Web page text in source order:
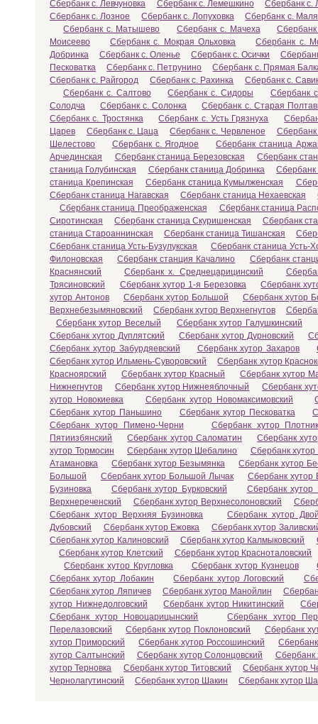
Сбербанк с. Левчуновка
Сбербанк с. Лемешкино
Сбербанк с.
Сбербанк с. Лозное
Сбербанк с. Лопуховка
Сбербанк с.
Сбербанк с. Матышево
Сбербанк с. Мачеха
Моисеево
Сбербанк с. Мокрая Ольховка
Сбербанк с.
Добринка
Сбербанк с. Оленье Сбербанк с. Осички
Песковатка
Сбербанк с. Петрунино
Сбербанк с. Прямая
Сбербанк с. Райгород
Сбербанк с. Рахинка
Сбербанк с.
Сбербанк с. Салтово
Сбербанк с. Сидоры
Сбербанк
Солодча
Сбербанк с. Солонка
Сбербанк с. Старая
Сбербанк с. Тростянка
Сбербанк с. Усть Грязнуха
Царев
Сбербанк с. Цаца Сбербанк с. Червленое
Сбербанк
Шелестово
Сбербанк с. Ягодное
Сбербанк станица
Арчединская
Сбербанк станица Березовская
Сбербанк
станица Голубинская
Сбербанк станица Добринка
Сбербанк
станица Крепинская
Сбербанк станица Кумылженская
Сбербанк станица Нагавская
Сбербанк станица Нехаевская
Сбербанк станица Преображенская
Сбербанк станица
Сиротинская
Сбербанк станица Скуришенская
Сбербанк
станица Староаннинская
Сбербанк станица Тишанская
Сбербанк станица Усть-Бузулукская
Сбербанк станица Усть-
Филоновская
Сбербанк станция Качалино
Сбербанк
Краснянский
Сбербанк х. Среднецарицинский
Трясиновский
Сбербанк хутор 1-я Березовка
Сбербанк
хутор Антонов
Сбербанк хутор Большой
Сбербанк хутор
Верхнебезымяновский
Сбербанк хутор Верхнегнутов
Сбербанк хутор Веселый
Сбербанк хутор Галушкинский
Сбербанк хутор Дуплятский
Сбербанк хутор Дурновский
Сбербанк хутор Забурдяевский
Сбербанк хутор Захаров
Сбербанк хутор Ильмень-Суворовский
Сбербанк хутор
Красноярский
Сбербанк хутор Красный
Сбербанк хутор
Нижнегнутов
Сбербанк хутор Нижнеяблочный
Сбербанк
хутор Новокиевка
Сбербанк хутор Новомаксимовский
Сбербанк хутор Паньшино
Сбербанк хутор Песковатка
Сбербанк хутор Пимено-Черни
Сбербанк хутор
Пятиизбянский
Сбербанк хутор Саломатин
Сбербанк
хутор Тормосин
Сбербанк хутор Шебалино
Сбербанк хутор
Атамановка
Сбербанк хутор Безымянка
Сбербанк хутор
Большой
Сбербанк хутор Большой Лычак
Сбербанк хутор
Бузиновка
Сбербанк хутор Бурковский
Сбербанк хутор
Верхнереченский
Сбербанк хутор Верхнесолоновский
Сбербанк хутор Верхняя Бузиновка
Сбербанк хутор
Дубовский
Сбербанк хутор Ежовка
Сбербанк хутор
Сбербанк хутор Калиновский
Сбербанк хутор Калмыковский
Сбербанк хутор Клетский
Сбербанк хутор Красноталовский
Сбербанк хутор Кругловка
Сбербанк хутор Кузнецов
Сбербанк хутор Лобакин
Сбербанк хутор Логовский
Сбербанк хутор Ляпичев
Сбербанк хутор Манойлин
хутор Нижнедолговский
Сбербанк хутор Никитинский
Сбербанк хутор Новоцарицынский
Сбербанк хутор
Перелазовский
Сбербанк хутор Поклоновский
Сбербанк
хутор Приморский
Сбербанк хутор Россошинский
хутор Салтынский
Сбербанк хутор Солонцовский
Сбербанк
хутор Терновка
Сбербанк хутор Титовский
Сбербанк хутор
Чернолагутинский
Сбербанк хутор Шакин Сбербанк хутор